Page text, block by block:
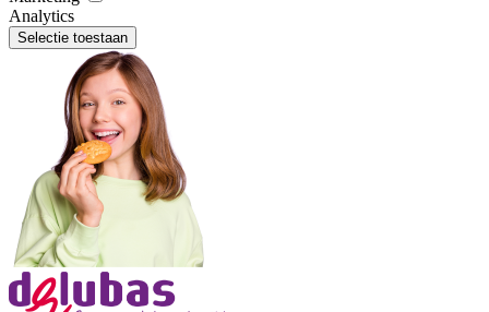
Analytics
Selectie toestaan